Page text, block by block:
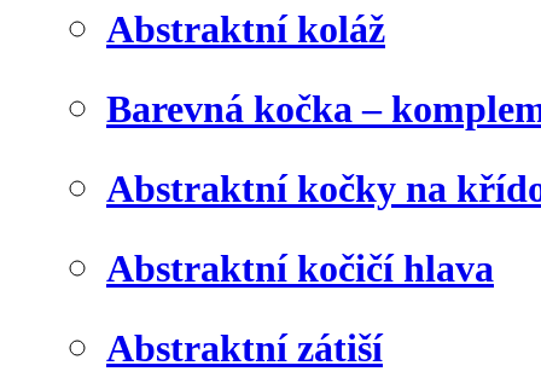
Abstraktní koláž
Barevná kočka –
Abstraktní kočky na
Abstraktní kočičí hlava
Abstraktní zátiší